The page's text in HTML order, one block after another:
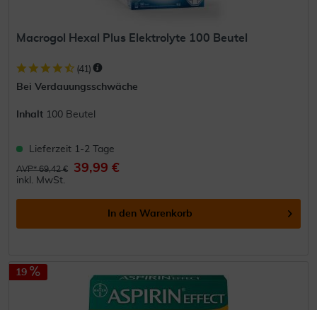
Macrogol Hexal Plus Elektrolyte 100 Beutel
(41 )
Bei Verdauungsschwäche
Inhalt 100 Beutel
Lieferzeit 1-2 Tage
AVP* 69,42 € 39,99 €
inkl. MwSt.
In den Warenkorb
19